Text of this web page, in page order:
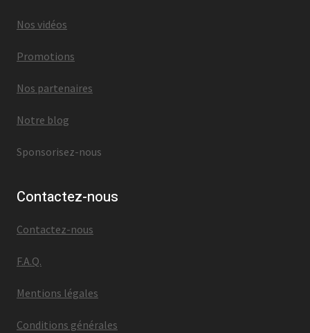
Nos vidéos
Promotions
Nos partenaires
Notre blog
Sponsorisez-nous
Contactez-nous
Contactez-nous
F.A.Q.
Mentions légales
Conditions générales